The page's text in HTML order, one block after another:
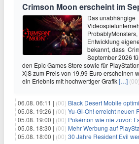
Crimson Moon erscheint im
Das unabhängige
Entwicklung
bekannt, dass
September 2026
den Epic Games Store sowie für
X|S zum Preis von 19,99 Euro erscheinen
ein Erlebnis mit hochwertiger Grafik[…] (00)
06.08. 06:11 | (00) Black Desert Mobile optimiert
05.08. 19:26 | (00) Yu‑Gi‑Oh! erreicht neuen
05.08. 19:00 | (00) Pokémon wie nie zuvor: Fan-Mod bringt
05.08. 18:30 | (00) Mehr Werbung auf PlayStation?
05.08. 18:00 | (00) 30 Jahre Resident Evil werden